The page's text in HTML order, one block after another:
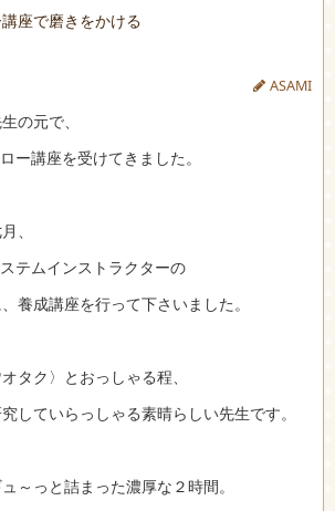
座で磨きをかける
ASAMI
の元で、
ー講座を受けてきました。
、
テムインストラクターの
養成講座を行って下さいました。
タク〉とおっしゃる程、
していらっしゃる素晴らしい先生です。
～っと詰まった濃厚な２時間。